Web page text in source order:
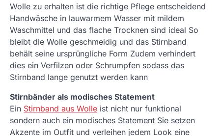
Wolle zu erhalten ist die richtige Pflege entscheidend
Handwäsche in lauwarmem Wasser mit mildem
Waschmittel und das flache Trocknen sind ideal So
bleibt die Wolle geschmeidig und das Stirnband
behält seine ursprüngliche Form Zudem verhindert
dies ein Verfilzen oder Schrumpfen sodass das
Stirnband lange genutzt werden kann
Stirnbänder als modisches Statement
Ein Stirnband aus Wolle ist nicht nur funktional
sondern auch ein modisches Statement Sie setzen
Akzente im Outfit und verleihen jedem Look eine